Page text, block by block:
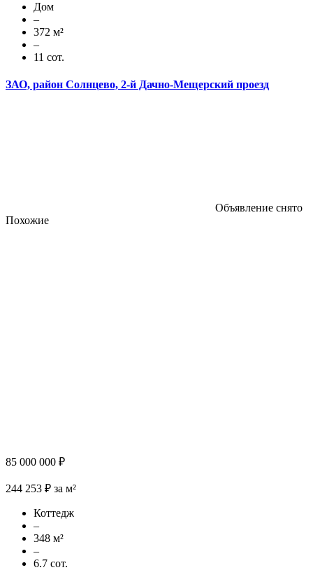
Дом
–
372 м²
–
11 сот.
ЗАО, район Солнцево, 2-й Дачно-Мещерский проезд
Объявление снято
Похожие
85 000 000 ₽
244 253 ₽ за м²
Коттедж
–
348 м²
–
6.7 сот.